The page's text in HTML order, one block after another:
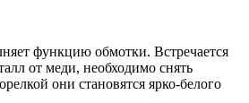
функцию обмотки. Встречается
от меди, необходимо снять
они становятся ярко-белого